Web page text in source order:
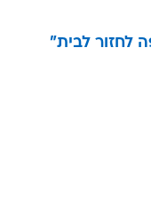
לחזור לבית"